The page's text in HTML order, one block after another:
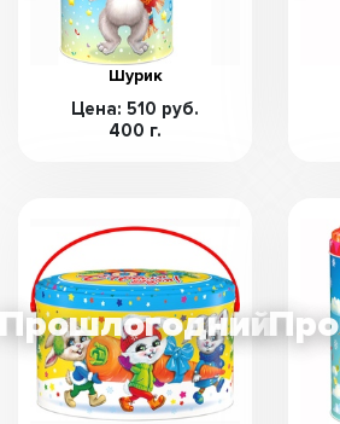
Шурик
Цена: 510 руб.
400 г.